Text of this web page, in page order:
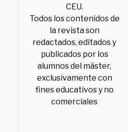
CEU.
Todos los contenidos de
la revista son
redactados, editados y
publicados por los
alumnos del máster,
exclusivamente con
fines educativos y no
comerciales